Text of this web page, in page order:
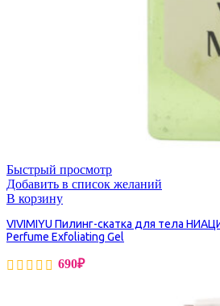
Быстрый просмотр
Добавить в список желаний
В корзину
VIVIMIYU Пилинг-скатка для тела
Perfume Exfoliating Gel
690₽